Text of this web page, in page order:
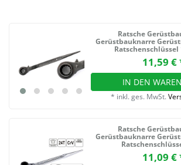
Ratsche
Gerüstbauknarre
Ratschenschlüssel
11,59 €
IN DEN
* inkl. ges. MwSt.
Ratsche
Gerüstbauknarre
11,09 €